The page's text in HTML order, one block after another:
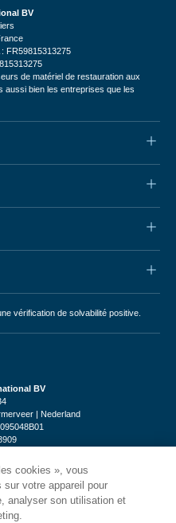
BV
FR59815313275
de matériel de restauration aux
aussi bien les entreprises que les
vérification de solvabilité positive.
BV
| Nederland
cookies », vous
votre appareil pour
analyser son utilisation et